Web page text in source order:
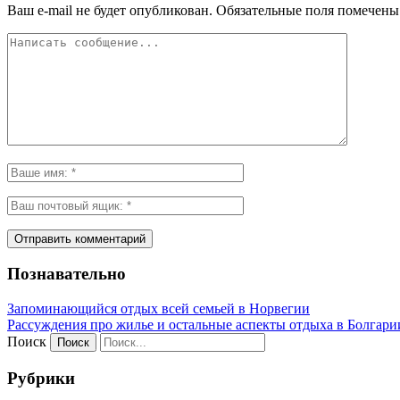
Ваш e-mail не будет опубликован. Обязательные поля помечены
Познавательно
Запоминающийся отдых всей семьей в Норвегии
Рассуждения про жилье и остальные аспекты отдыха в
Поиск
Рубрики